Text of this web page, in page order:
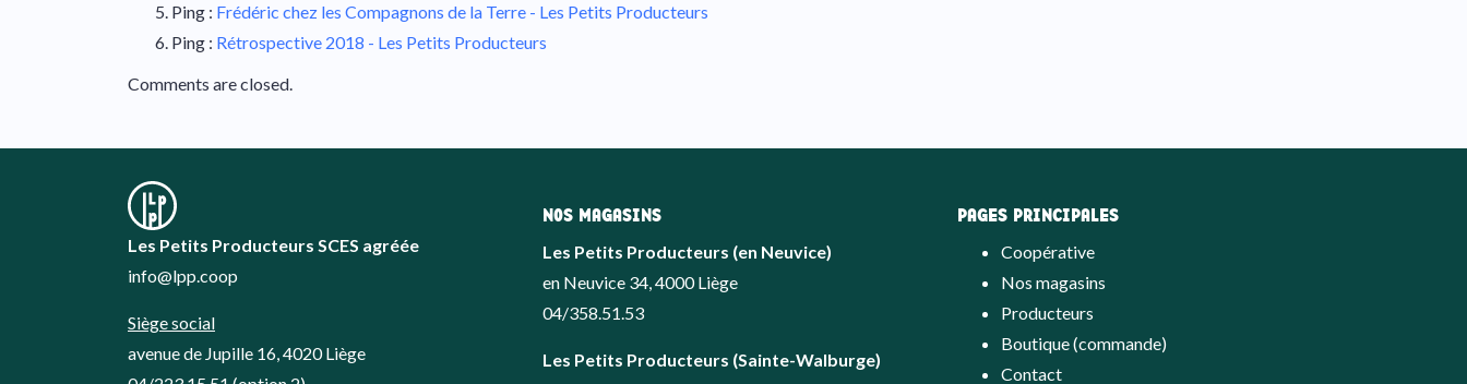
Ping : Frédéric chez les Compagnons de la Terre - Les Petits Producteurs
Ping : Rétrospective 2018 - Les Petits Producteurs
Comments are closed.
Les Petits Producteurs SCES agréée
info@lpp.coop
Siège social
avenue de Jupille 16, 4020 Liège
NOS MAGASINS
Les Petits Producteurs (en Neuvice)
en Neuvice 34, 4000 Liège
04/358.51.53
Les Petits Producteurs (Sainte-Walburge)
PAGES PRINCIPALES
Coopérative
Nos magasins
Producteurs
Boutique (commande)
Contact